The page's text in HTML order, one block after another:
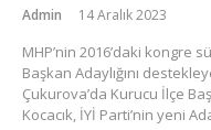
Admin 14 Aralık 2023
MHP’nin 2016’daki kongre
Başkan Adaylığını
Çukurova’da Kurucu İlçe
Kocacık, İYİ Parti’nin yeni